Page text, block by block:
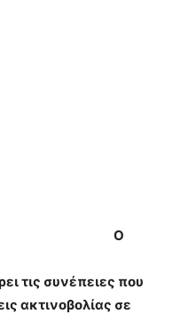
Ο
τις συνέπειες που
ακτινοβολίας σε